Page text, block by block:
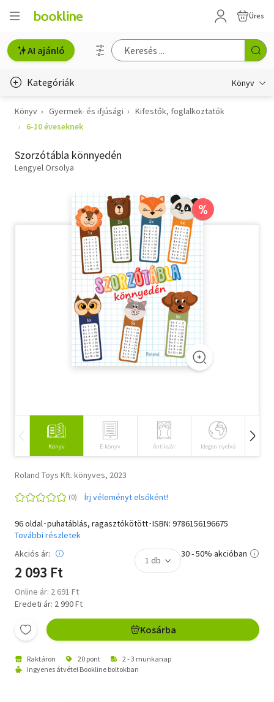
Üres
AI ajánló
Kategóriák Könyv
Életmód, egészség
Gyermek- és ifjúsági
Hobbi, szabadidő
Szótár, nyelvkönyv
Tankönyv, segédkönyv
Társadalomtudomány
Könyv Gyermek- és ifjúsági
Kifestők, foglalkoztatók
6-10 éveseknek
Szorzótábla könnyedén
Lengyel Orsolya
%
Könyv E-könyv Antikvár Idegen nyelvű
Roland Toys Kft. könyves, 2023
Írj véleményt elsőként!
96 oldal･puhatáblás, ragasztókötött･ISBN: 9786156196675
További részletek
Akciós ár:
2 093 Ft
Online ár: 2 691 Ft
Eredeti ár: 2 990 Ft
30 - 50% akcióban
Kosárba
Raktáron 20 pont
2 - 3 munkanap
Ingyenes átvétel Bookline boltokban